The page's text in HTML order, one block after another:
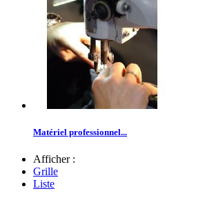
Matériel professionnel...
Afficher :
Grille
Liste